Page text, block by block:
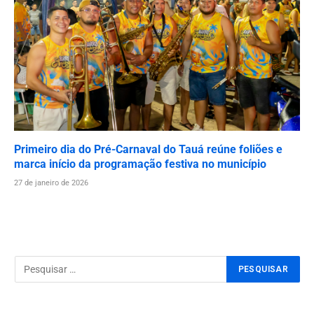
Primeiro dia do Pré-Carnaval do Tauá reúne foliões e
marca início da programação festiva no município
27 de janeiro de 2026